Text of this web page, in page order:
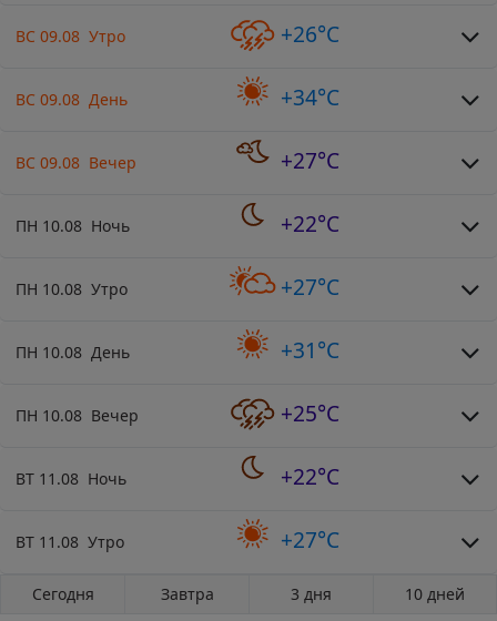
ВС 09.08 Утро +26°C
ВС 09.08 День +34°C
ВС 09.08 Вечер +27°C
ПН 10.08 Ночь +22°C
ПН 10.08 Утро +27°C
ПН 10.08 День +31°C
ПН 10.08 Вечер +25°C
ВТ 11.08 Ночь +22°C
ВТ 11.08 Утро +27°C
Сегодня Завтра 3 дня 10 дней